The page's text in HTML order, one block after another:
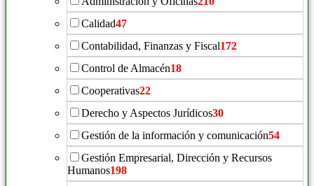
Calidad47
Contabilidad, Finanzas y Fiscal172
Control de Almacén18
Cooperativas22
Derecho y Aspectos Jurídicos30
Gestión de la información y comunicación54
Gestión Empresarial, Dirección y Recursos
Humanos198